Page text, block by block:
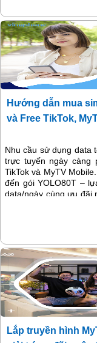
Hướng dẫn mua
và Free TikTok,
Nhu cầu sử dụng data
trực tuyến ngày càng
TikTok và MyTV
đến gói YOLO80T –
data/ngày cùng ưu đãi
lượng tốc độ cao để
nội dung không giới
Lắp truyền hình